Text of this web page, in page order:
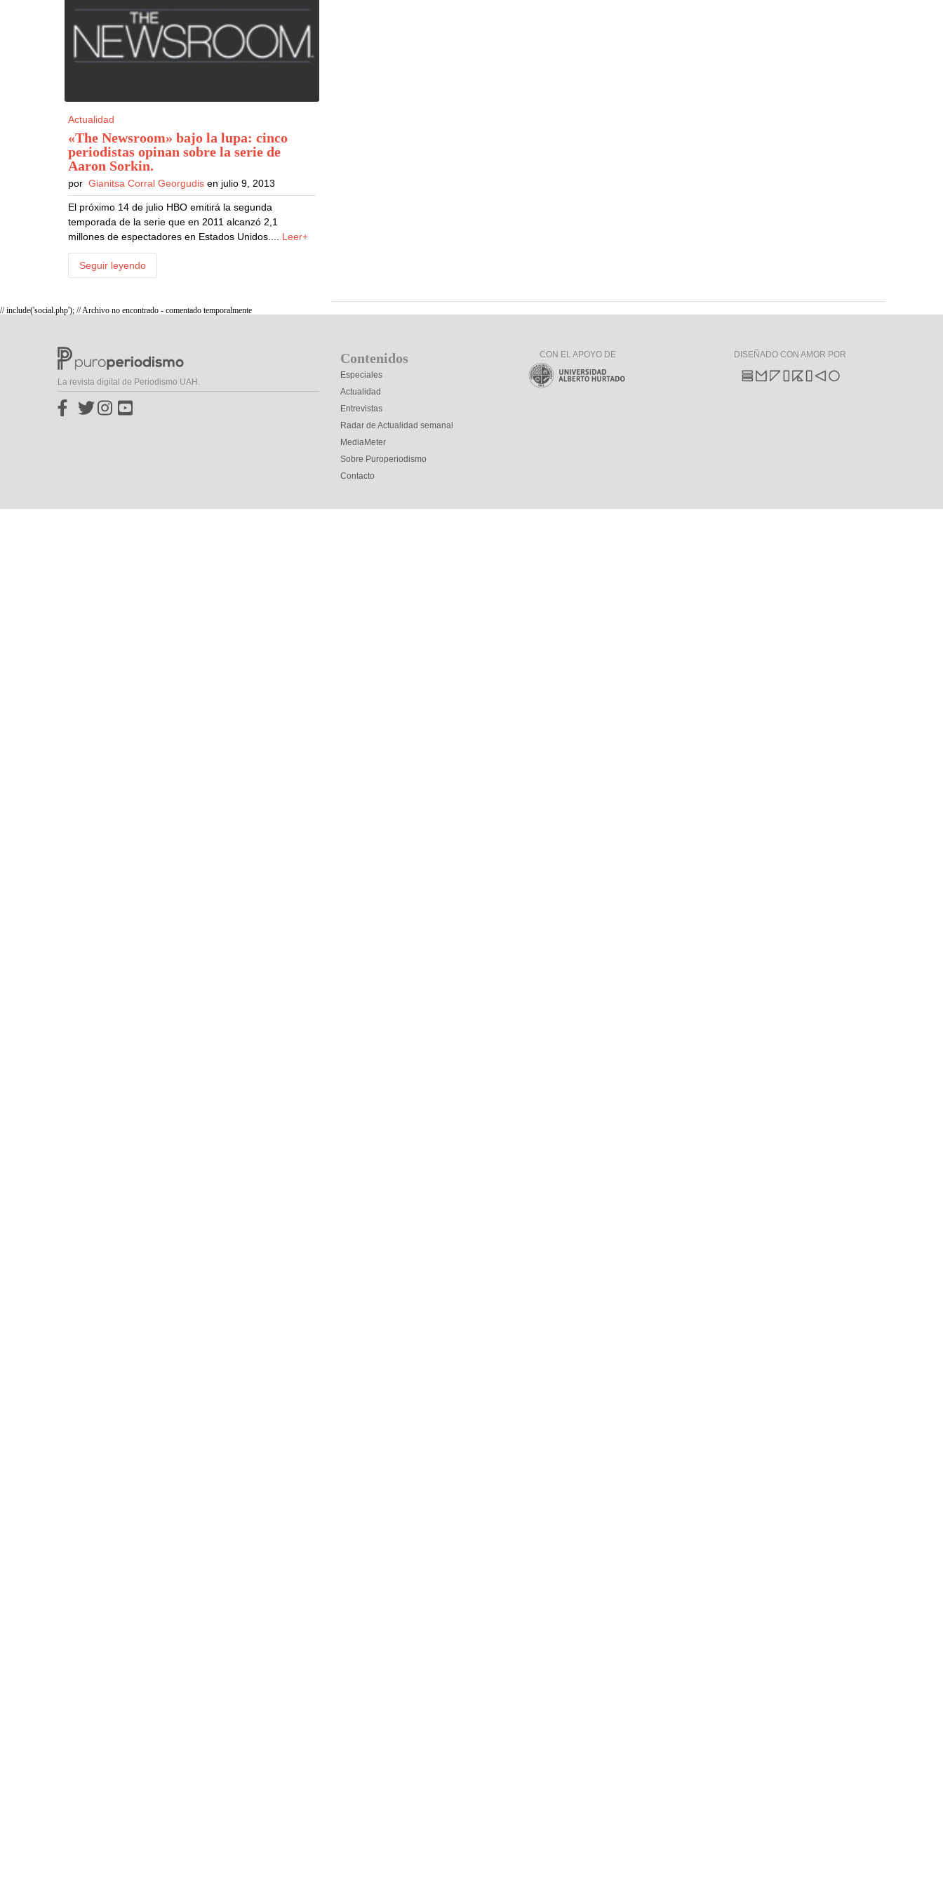
Actualidad
«The Newsroom» bajo la lupa: cinco
periodistas opinan sobre la serie de
Aaron Sorkin.
porGianitsa Corral Georgudis en julio 9, 2013
El próximo 14 de julio HBO emitirá la segunda
temporada de la serie que en 2011 alcanzó 2,1
millones de espectadores en Estados Unidos.... Leer+
Seguir leyendo
// include('social.php'); // Archivo no encontrado - comentado temporalmente
La revista digital de Periodismo UAH.
Contenidos
Especiales
Actualidad
Entrevistas
Radar de Actualidad semanal
MediaMeter
Sobre Puroperiodismo
Contacto
CON EL APOYO DE DISEÑADO CON AMOR POR